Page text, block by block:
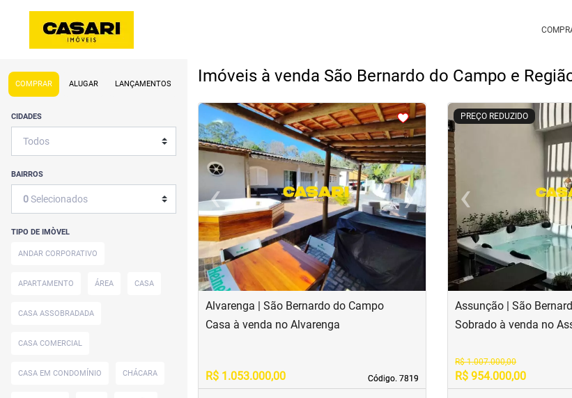
COMPRAR ALUGAR LANÇAMENTOS
CIDADES
BAIRROS
0Selecionados
TIPO DE IMÒVEL
ANDAR CORPORATIVO
APARTAMENTO ÁREA CASA
CASA ASSOBRADADA
CASA COMERCIAL
CASA EM CONDOMÍNIO CHÁCARA
Imóveis à venda São Bernardo do Campo e
< <<<
‹Previous ›Next
Alvarenga | São Bernardo do Campo
Código. 7819
Código. 7819
Casa à venda no Alvarenga
R$ 1.053.000,00
PREÇO REDUZIDO
<<<<
‹
Previous
Assunção | São
Sobrado à venda no
R$ 1.007.000,00
R$ 954.000,00